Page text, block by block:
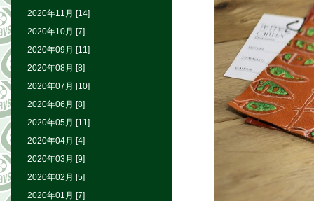
2020年11月 [14]
2020年10月 [7]
2020年09月 [11]
2020年08月 [8]
2020年07月 [10]
2020年06月 [8]
2020年05月 [11]
2020年04月 [4]
2020年03月 [9]
2020年02月 [5]
2020年01月 [7]